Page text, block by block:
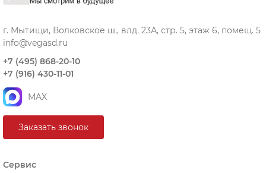
г. Мытищи, Волковское ш., влд. 23А, стр. 5, этаж 6, помещ. 5
info@vegasd.ru
+7 (495) 868-20-10
+7 (916) 430-11-01
MAX
Заказать звонок
Сервис